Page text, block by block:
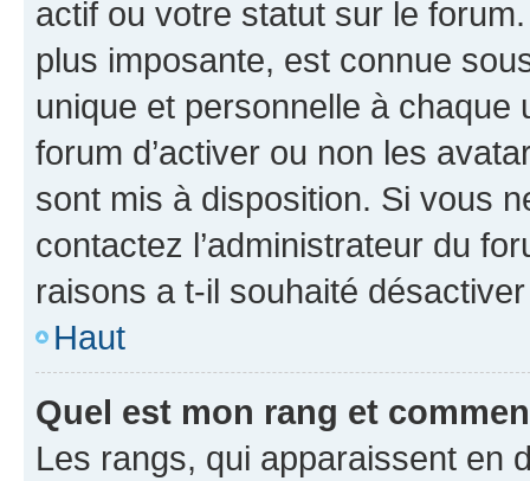
actif ou votre statut sur le
plus imposante, est connue
unique et personnelle à chaque
forum d’activer ou non les
sont mis à disposition. Si vous
contactez l’administrateur du
raisons a t-il souhaité
Haut
Quel est mon rang et
Les rangs, qui apparaissent en